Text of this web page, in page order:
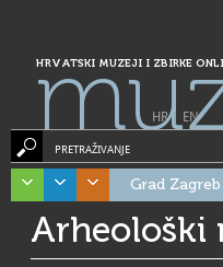
HRVATSKI MUZEJI I ZBIRKE
HR| EN
PRETRAŽIVANJE
Grad Zagreb
Arheološki